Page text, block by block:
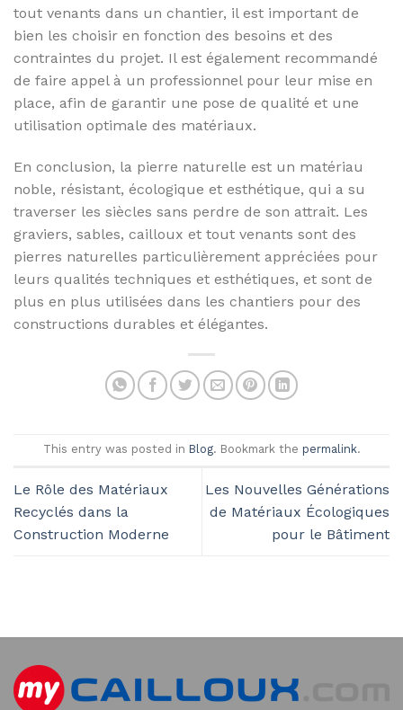
tout venants dans un chantier, il est important de
bien les choisir en fonction des besoins et des
contraintes du projet. Il est également recommandé
de faire appel à un professionnel pour leur mise en
place, afin de garantir une pose de qualité et une
utilisation optimale des matériaux.
En conclusion, la pierre naturelle est un matériau
noble, résistant, écologique et esthétique, qui a su
traverser les siècles sans perdre de son attrait. Les
graviers, sables, cailloux et tout venants sont des
pierres naturelles particulièrement appréciées pour
leurs qualités techniques et esthétiques, et sont de
plus en plus utilisées dans les chantiers pour des
constructions durables et élégantes.
This entry was posted in Blog. Bookmark the permalink.
Le Rôle des Matériaux
Recyclés dans la
Construction Moderne
Les Nouvelles Générations
de Matériaux Écologiques
pour le Bâtiment